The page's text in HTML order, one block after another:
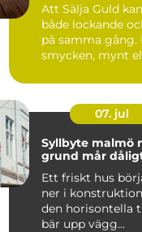
Att Sälja Guld
både lockande
på samma gång.
smycken, mynt
07. jul
Syllbyte malmö när husets
grund mår
Ett friskt hus
ner i
den horisontella
bär upp vägg...